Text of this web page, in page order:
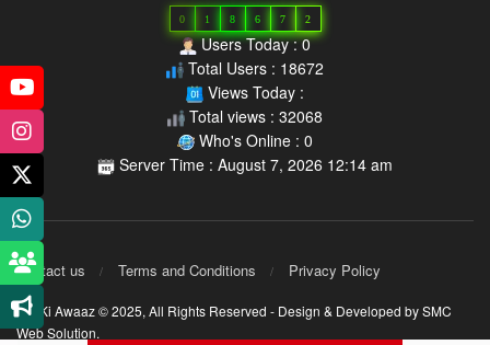
0 1 8 6 7 2
Users Today : 0
Total Users : 18672
Views Today :
Total views : 32068
Who's Online : 0
Server Time : August 7, 2026 12:14 am
Contact us Terms and Conditions Privacy Policy
MP Ki Awaaz © 2025, All Rights Reserved - Design & Developed bySMC
Web Solution.